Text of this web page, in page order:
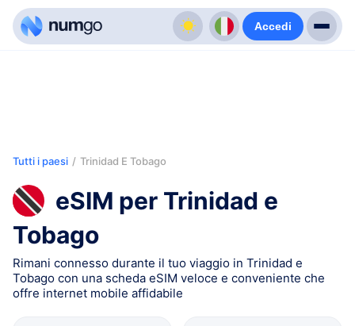
Accedi
Tutti i paesi / Trinidad E Tobago
eSIM per Trinidad e
Tobago
Rimani connesso durante il tuo viaggio in Trinidad e
Tobago con una scheda eSIM veloce e conveniente che
offre internet mobile affidabile